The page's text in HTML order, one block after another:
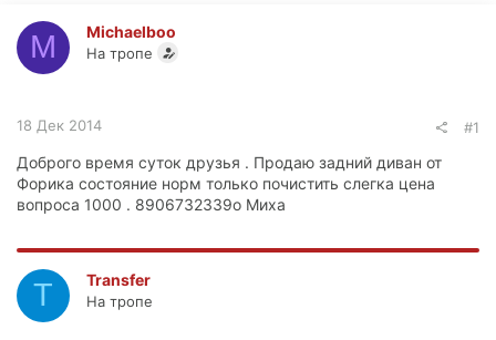
M Michaelboo
На тропе
18 Дек 2014 #1
Доброго время суток друзья . Продаю задний диван от
Форика состояние норм только почистить слегка цена
вопроса 1000 . 8906732339о Миха
T Transfer
На тропе